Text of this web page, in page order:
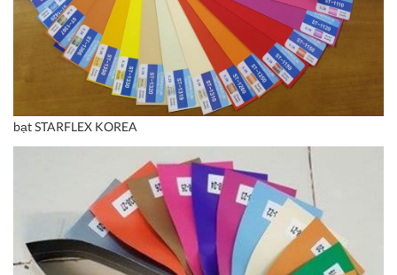
bạt STARFLEX KOREA